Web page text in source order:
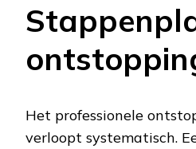
Het professionele
verloopt systematisch.